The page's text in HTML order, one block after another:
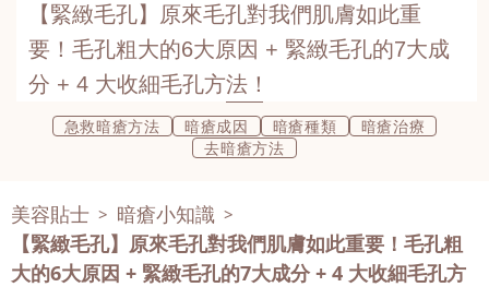
【緊緻毛孔】原來毛孔對我們肌膚如此重
要！毛孔粗大的6大原因 + 緊緻毛孔的7大成
分 + 4 大收細毛孔方法！
急救暗瘡方法 暗瘡成因 暗瘡種類
暗瘡治療
去暗瘡方法
美容貼士 > 暗瘡小知識 >
【緊緻毛孔】原來毛孔對我們肌膚如此重要！毛孔粗
大的6大原因 + 緊緻毛孔的7大成分 + 4 大收細毛孔方